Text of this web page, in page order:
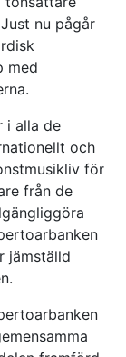
nu pågår
med
i alla de
och
för
från de
jämställd